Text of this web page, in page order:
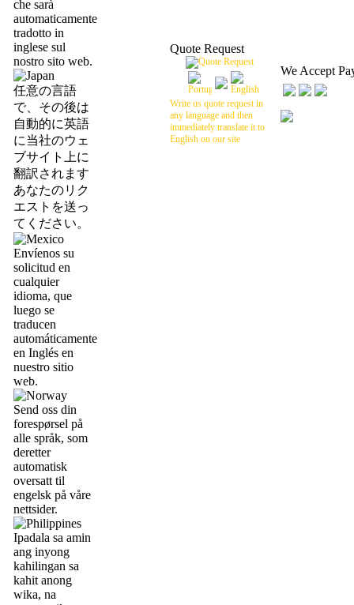
che sarà
automaticamente
tradotto in
inglese sul
nostro sito web.
任意の言語
で、その後は
自動的に英語
に当社のウェ
ブサイト上に
翻訳されます
あなたのリク
エストを送っ
てください。
Envíenos su
solicitud en
cualquier
idioma, que
luego se
traducen
automáticamente
en Inglés en
nuestro sitio
web.
Send oss din
forespørsel på
alle språk, som
deretter
automatisk
oversatt til
engelsk på våre
nettsider.
Ipadala sa amin
ang inyong
kahilingan sa
kahit anong
wika, na
Quote Request
Write us quote request in
any language and then
immediately translate it to
English on our site
We Accept